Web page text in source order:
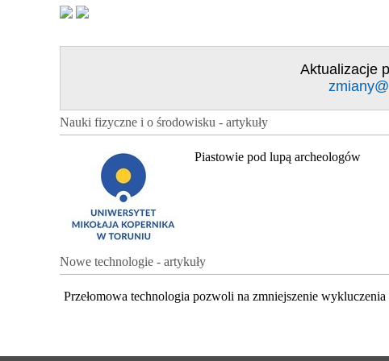
Aktualizacje
Nauki fizyczne i o środowisku - artykuły
Piastowie pod lupą archeologów
Nowe technologie - artykuły
Przełomowa technologia pozwoli na zmniejszenie